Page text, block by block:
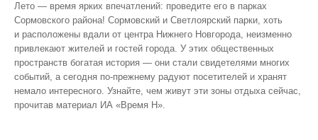
Лето — время ярких впечатлений: проведите его в парках
Сормовского района! Сормовский и Светлоярский парки, хоть
и расположены вдали от центра Нижнего Новгорода, неизменно
привлекают жителей и гостей города. У этих общественных
пространств богатая история — они стали свидетелями многих
событий, а сегодня по‑прежнему радуют посетителей и хранят
немало интересного. Узнайте, чем живут эти зоны отдыха сейчас,
прочитав материал ИА «Время Н».